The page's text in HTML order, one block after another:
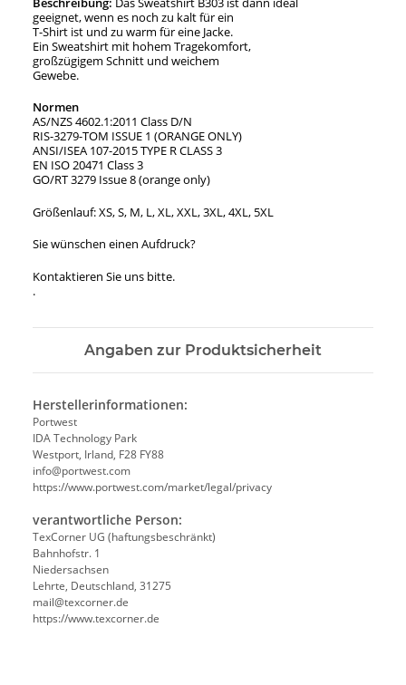
geeignet, wenn es noch zu kalt für ein
T-Shirt ist und zu warm für eine Jacke.
Ein Sweatshirt mit hohem Tragekomfort,
großzügigem Schnitt und weichem
Gewebe.
Normen
AS/NZS 4602.1:2011 Class D/N
RIS-3279-TOM ISSUE 1 (ORANGE ONLY)
ANSI/ISEA 107-2015 TYPE R CLASS 3
EN ISO 20471 Class 3
GO/RT 3279 Issue 8 (orange only)
Größenlauf: XS, S, M, L, XL, XXL, 3XL, 4XL, 5XL
Sie wünschen einen Aufdruck?
Kontaktieren Sie uns bitte.
.
Angaben zur Produktsicherheit
Herstellerinformationen:
Portwest
IDA Technology Park
Westport, Irland, F28 FY88
info@portwest.com
https://www.portwest.com/market/legal/privacy
verantwortliche Person:
TexCorner UG (haftungsbeschränkt)
Bahnhofstr. 1
Niedersachsen
Lehrte, Deutschland, 31275
mail@texcorner.de
https://www.texcorner.de